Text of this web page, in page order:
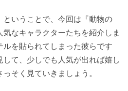
ということで、今回は『動物の
なキャラクターたちを紹介しま
を貼られてしまった彼らです
て、少しでも人気が出れば嬉し
そく見ていきましょう。